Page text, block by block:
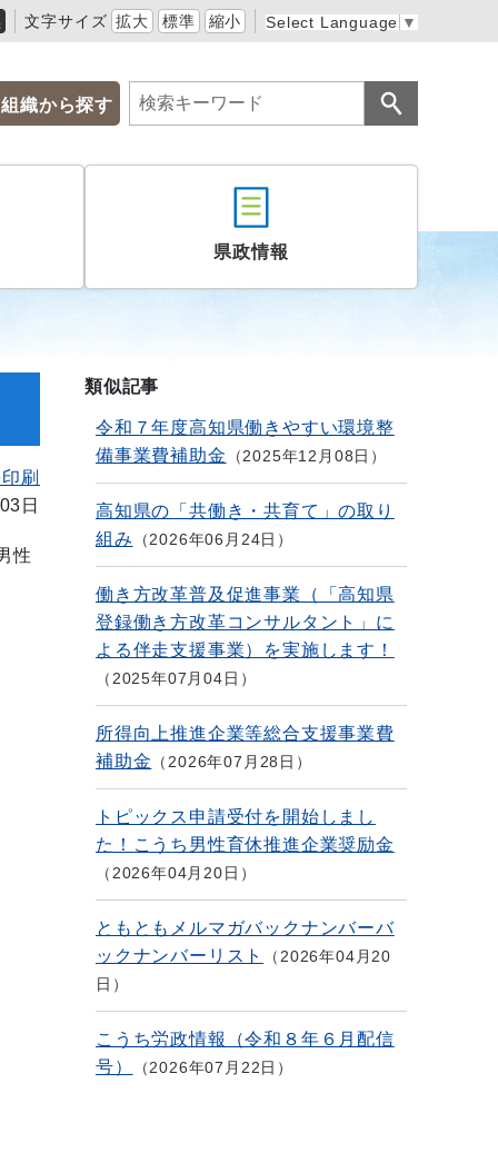
文字サイズ 拡大 標準 縮小 Select Language ▼
組織から探す
県政情報
刷
日
性
類似記事
令和７年度高知県働きやすい環境整
備事業費補助金
2025年12月08日
高知県の「共働き・共育て」の取り
組み
2026年06月24日
働き方改革普及促進事業（「高知県
登録働き方改革コンサルタント」に
よる伴走支援事業）を実施します！
2025年07月04日
所得向上推進企業等総合支援事業費
補助金
2026年07月28日
トピックス申請受付を開始しまし
た！こうち男性育休推進企業奨励金
2026年04月20日
ともともメルマガバックナンバーバ
ックナンバーリスト
2026年04月20
日
こうち労政情報（令和８年６月配信
号）
2026年07月22日